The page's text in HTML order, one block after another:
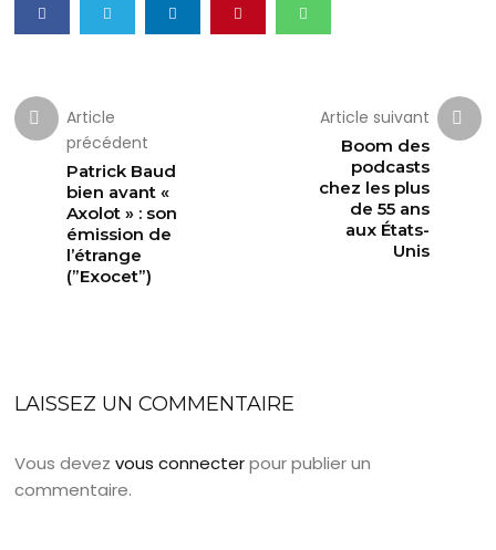
Article
précédent
Patrick Baud
bien avant «
Axolot » : son
émission de
l’étrange
(”Exocet”)
Article suivant
Boom des
podcasts
chez les plus
de 55 ans
aux États-
Unis
LAISSEZ UN COMMENTAIRE
Vous devezvous connecterpour publier un
commentaire.